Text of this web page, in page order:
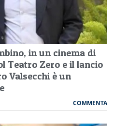
in un cinema di
Teatro Zero e il lancio
Valsecchi è un
COMMENTA